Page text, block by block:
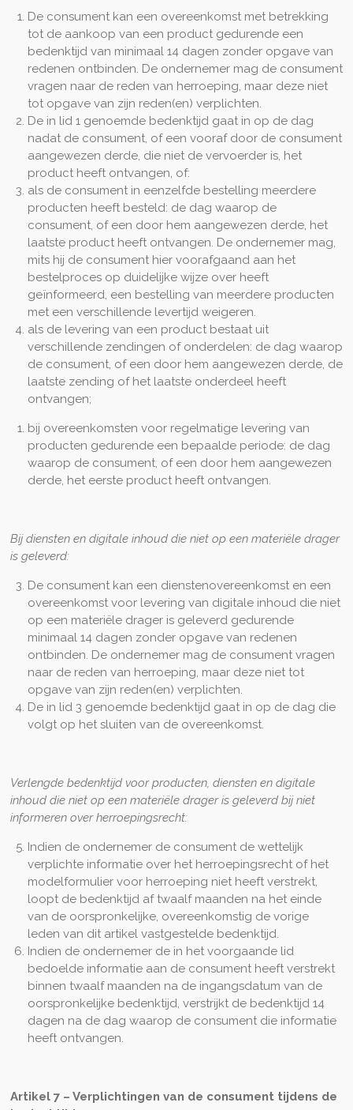
De consument kan een overeenkomst met betrekking
tot de aankoop van een product gedurende een
bedenktijd van minimaal 14 dagen zonder opgave van
redenen ontbinden. De ondernemer mag de consument
vragen naar de reden van herroeping, maar deze niet
tot opgave van zijn reden(en) verplichten.
De in lid 1 genoemde bedenktijd gaat in op de dag
nadat de consument, of een vooraf door de consument
aangewezen derde, die niet de vervoerder is, het
product heeft ontvangen, of:
als de consument in eenzelfde bestelling meerdere
producten heeft besteld: de dag waarop de
consument, of een door hem aangewezen derde, het
laatste product heeft ontvangen. De ondernemer mag,
mits hij de consument hier voorafgaand aan het
bestelproces op duidelijke wijze over heeft
geïnformeerd, een bestelling van meerdere producten
met een verschillende levertijd weigeren.
als de levering van een product bestaat uit
verschillende zendingen of onderdelen: de dag waarop
de consument, of een door hem aangewezen derde, de
laatste zending of het laatste onderdeel heeft
ontvangen;
bij overeenkomsten voor regelmatige levering van
producten gedurende een bepaalde periode: de dag
waarop de consument, of een door hem aangewezen
derde, het eerste product heeft ontvangen.
Bij diensten en digitale inhoud die niet op een materiële drager
is geleverd:
De consument kan een dienstenovereenkomst en een
overeenkomst voor levering van digitale inhoud die niet
op een materiële drager is geleverd gedurende
minimaal 14 dagen zonder opgave van redenen
ontbinden. De ondernemer mag de consument vragen
naar de reden van herroeping, maar deze niet tot
opgave van zijn reden(en) verplichten.
De in lid 3 genoemde bedenktijd gaat in op de dag die
volgt op het sluiten van de overeenkomst.
Verlengde bedenktijd voor producten, diensten en digitale
inhoud die niet op een materiële drager is geleverd bij niet
informeren over herroepingsrecht:
Indien de ondernemer de consument de wettelijk
verplichte informatie over het herroepingsrecht of het
modelformulier voor herroeping niet heeft verstrekt,
loopt de bedenktijd af twaalf maanden na het einde
van de oorspronkelijke, overeenkomstig de vorige
leden van dit artikel vastgestelde bedenktijd.
Indien de ondernemer de in het voorgaande lid
bedoelde informatie aan de consument heeft verstrekt
binnen twaalf maanden na de ingangsdatum van de
oorspronkelijke bedenktijd, verstrijkt de bedenktijd 14
dagen na de dag waarop de consument die informatie
heeft ontvangen.
Artikel 7 – Verplichtingen van de consument tijdens de